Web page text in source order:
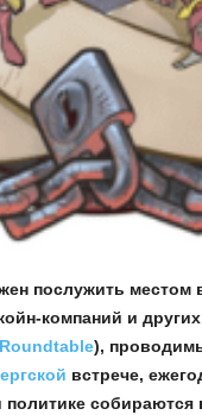
послужить местом
компаний и
),
встрече,